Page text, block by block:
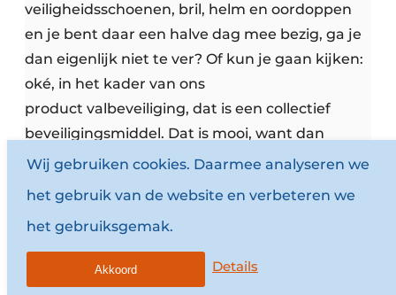
veiligheidsschoenen, bril, helm en oordoppen
en je bent daar een halve dag mee bezig, ga je
dan eigenlijk niet te ver? Of kun je gaan kijken:
oké, in het kader van ons
product valbeveiliging, dat is een collectief
beveiligingsmiddel. Dat is mooi, want dan
hoeven we er niet voor te zorgen dat iedere
hoeft te staan. Scheelt weer tijd, dus kun je
doorgaan met je werk. Dus in mijn optiek is het
een communicerende vaten tussen veiligheid,
ja zeker bovenaan, maar ook een stukje
Wij gebruiken cookies. Daarmee analyseren we
het gebruik van de website en verbeteren we
het gebruiksgemak.
Details
Akkoord